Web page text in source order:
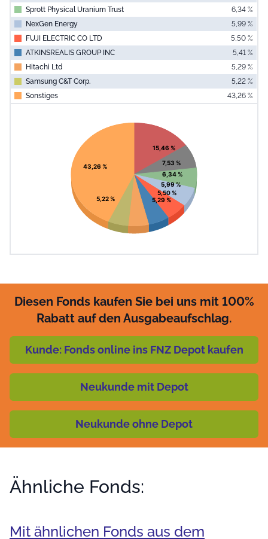
Sprott Physical Uranium Trust
6,34 %
NexGen Energy
5,99 %
FUJI ELECTRIC CO LTD
5,50 %
ATKINSREALIS GROUP INC
5,41 %
Hitachi Ltd
5,29 %
Samsung C&T Corp.
5,22 %
Sonstiges
43,26 %
Pie chart with 9 slices.
View as data table, Chart
15,46 %
7,53 %
6,34 %
5,99 %
5,50 %
5,29 %
5,22 %
43,26 %
Diesen Fonds kaufen Sie bei uns mit 100%
Rabatt auf den Ausgabeaufschlag.
Kunde: Fonds online ins FNZ Depot kaufen
Neukunde mit Depot
Neukunde ohne Depot
Ähnliche Fonds:
Mit ähnlichen Fonds aus dem